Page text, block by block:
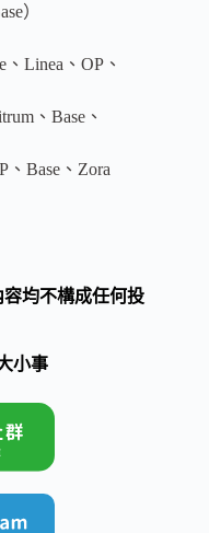
）
Linea、OP、
、Base、
Base、Zora
均不構成任何投
小事